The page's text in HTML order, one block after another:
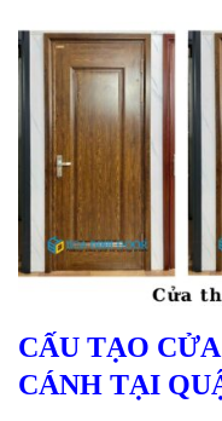
CẤU TẠO
CÁNH TẠI